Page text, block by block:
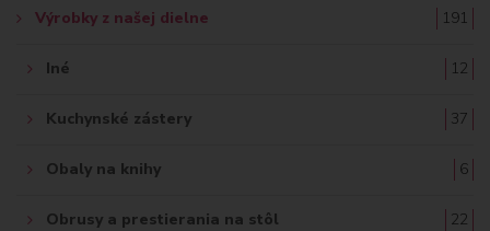
Výrobky z našej dielne 191
Iné 12
Kuchynské zástery 37
Obaly na knihy 6
Obrusy a prestierania na stôl 22